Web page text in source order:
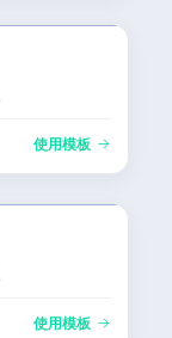
使用模板
使用模板